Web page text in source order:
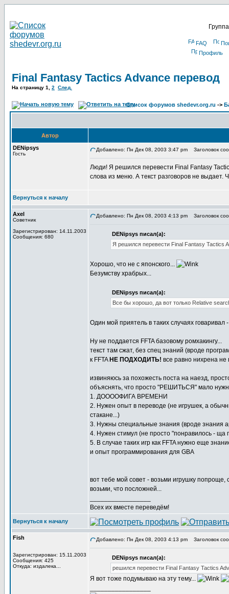
FAQ
Профиль
Final Fantasy Tactics Advance перевод
На страницу 1 2 След.
Список форумов shedevr.org.ru ->
Автор
DENipsys
Гость
Добавлено: Пн Дек 08, 2003 3:47 pm Заголовок
Люди! Я решился перевести Final Fantasy
слова из меню. А текст разговоров не выдает.
Вернуться к началу
Axel
Советник
Зарегистрирован: 14.11.2003
Сообщения: 680
Добавлено: Пн Дек 08, 2003 4:13 pm Заголовок
DENipsys писал(а):
Я решился перевести Final Fantasy Tactics
Хорошо, что не с японского...
Безумству храбрых...
DENipsys писал(а):
Все бы хорошо, да вот только Relative
Один мой приятель в таких случаях говаривал
Ну не поддается FFTA базовому ромхакингу...
текст там сжат, без спец знаний (вроде
к FFTA НЕ ПОДХОДИТЬ! все равно нихрена не
извиняюсь за похожесть поста на наезд,
объяснять, что просто "РЕШИТЬСЯ" мало
1. ДООООФИГА ВРЕМЕНИ
2. Нужен опыт в переводе (не игрушек, а
стакане...)
3. Нужны специальные знания (вроде знания
4. Нужен стимул (не просто "понравилось - ща
5. В случае таких игр как FFTA нужно еще
и опыт программирования для GBA
вот тебе мой совет - возьми игрушку
возьми, что посложней...
Всех их вместе переведём!
Вернуться к началу
Fish
Зарегистрирован: 15.11.2003
Сообщения: 425
Откуда: издалека...
Добавлено: Пн Дек 08, 2003 4:13 pm Заголовок
DENipsys писал(а):
решился перевести Final Fantasy Tactics
Я вот тоже подумываю на эту тему...